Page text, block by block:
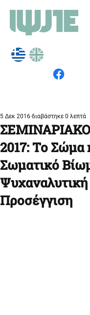
2017: Το Σώμα
Σωματικό
Ψυχαναλυτική
Προσέγγιση
5 Δεκ 2016 διαβάστηκε 0 λεπτά